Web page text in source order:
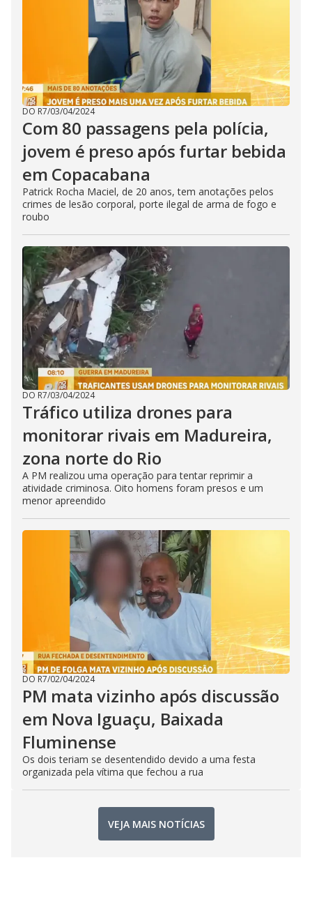
DO R7/03/04/2024
Com 80 passagens pela polícia,
jovem é preso após furtar bebida
em Copacabana
Patrick Rocha Maciel, de 20 anos, tem anotações pelos
crimes de lesão corporal, porte ilegal de arma de fogo e
roubo
DO R7/03/04/2024
Tráfico utiliza drones para
monitorar rivais em Madureira,
zona norte do Rio
A PM realizou uma operação para tentar reprimir a
atividade criminosa. Oito homens foram presos e um
menor apreendido
DO R7/02/04/2024
PM mata vizinho após discussão
em Nova Iguaçu, Baixada
Fluminense
Os dois teriam se desentendido devido a uma festa
organizada pela vítima que fechou a rua
VEJA MAIS NOTÍCIAS